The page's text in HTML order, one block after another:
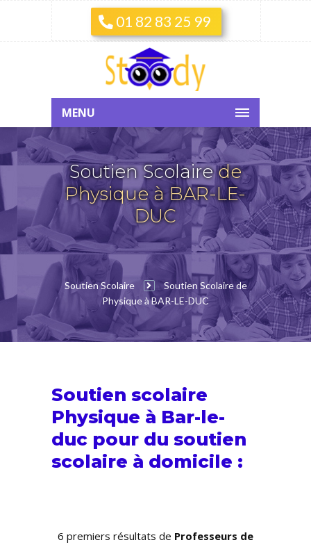
01 82 83 25 99
MENU
Soutien Scolairede
Physique à BAR-LE-
DUC
Soutien Scolaire
Soutien Scolaire de
Physique à BAR-LE-DUC
Soutien scolaire
Physique à Bar-le-
duc pour du soutien
scolaire à domicile :
6 premiers résultats de Professeurs de